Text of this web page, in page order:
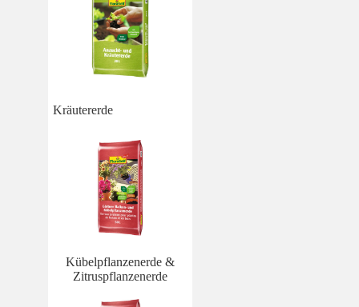
Kräutererde
Kübelpflanzenerde &
Zitruspflanzenerde